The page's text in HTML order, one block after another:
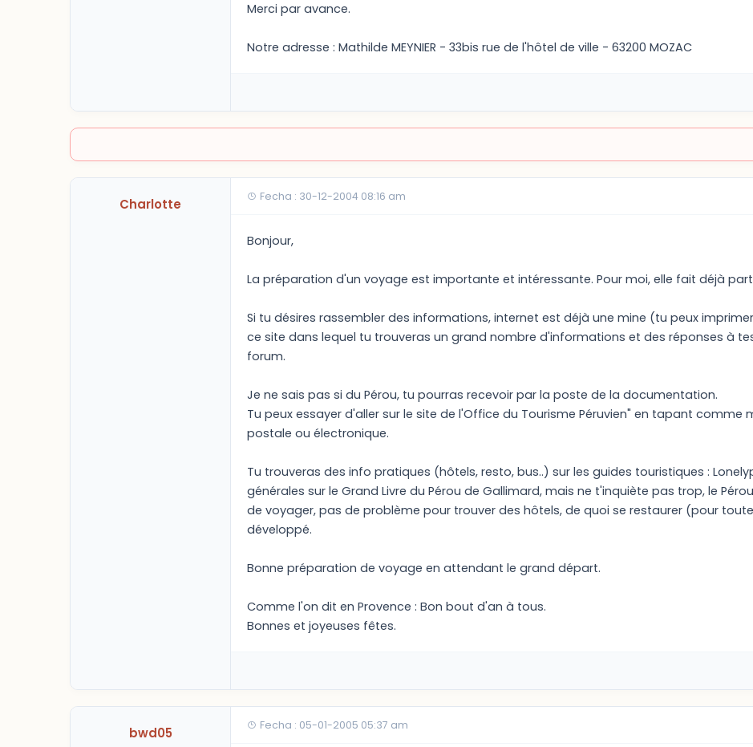
Merci par avance.
Notre adresse : Mathilde MEYNIER - 33bis rue de l'hôtel de ville - 63200 MOZAC
Charlotte Fecha : 30-12-2004 08:16 am
Bonjour,
La préparation d'un voyage est importante et intéressante. Pour moi, elle fait déjà
Si tu désires rassembler des informations, internet est déjà une mine (tu peux
ce site dans lequel tu trouveras un grand nombre d'informations et des réponses à
forum.
Je ne sais pas si du Pérou, tu pourras recevoir par la poste de la documentation.
Tu peux essayer d'aller sur le site de l'Office du Tourisme Péruvien" en tapant comme
postale ou électronique.
Tu trouveras des info pratiques (hôtels, resto, bus..) sur les guides touristiques :
générales sur le Grand Livre du Pérou de Gallimard, mais ne t'inquiète pas trop, le
de voyager, pas de problème pour trouver des hôtels, de quoi se restaurer (pour
développé.
Bonne préparation de voyage en attendant le grand départ.
Comme l'on dit en Provence : Bon bout d'an à tous.
Bonnes et joyeuses fêtes.
bwd05 Fecha : 05-01-2005 05:37 am